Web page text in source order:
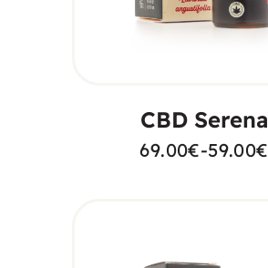
CBD Serena
59.00€
-
69.00€